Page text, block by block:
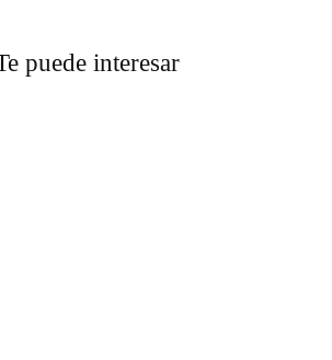
puede interesar